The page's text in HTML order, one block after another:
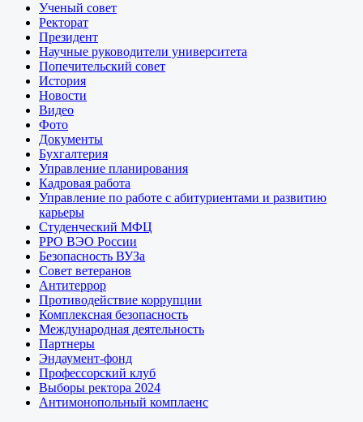
Ученый совет
Ректорат
Президент
Научные руководители университета
Попечительский совет
История
Новости
Видео
Фото
Документы
Бухгалтерия
Управление планирования
Кадровая работа
Управление по работе с абитуриентами и развитию
карьеры
Студенческий МФЦ
РРО ВЭО России
Безопасность ВУЗа
Совет ветеранов
Антитеррор
Противодействие коррупции
Комплексная безопасность
Международная деятельность
Партнеры
Эндаумент-фонд
Профессорский клуб
Выборы ректора 2024
Антимонопольный комплаенс